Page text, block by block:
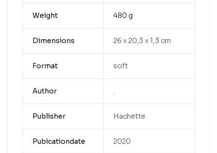
Weight 480 g
Dimensions 26 x 20,3 x 1,3 cm
Format soft
Author .
Publisher Hachette
Pubicationdate 2020